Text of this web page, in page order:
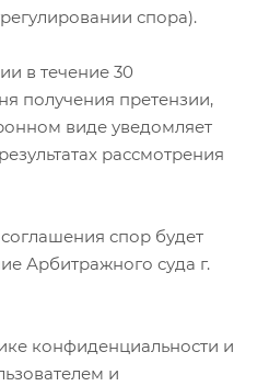
спора).
в течение 30
получения претензии,
виде уведомляет
рассмотрения
спор будет
Арбитражного суда г.
конфиденциальности и
и